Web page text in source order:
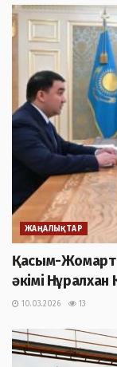
ЖАҢАЛЫҚТАР
Қасым-Жомарт
әкімі
10.03.2026 13